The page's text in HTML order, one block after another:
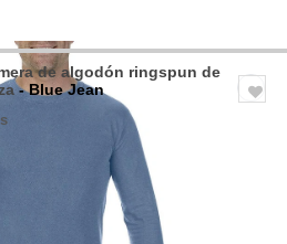
de algodón ringspun de
- Blue Jean